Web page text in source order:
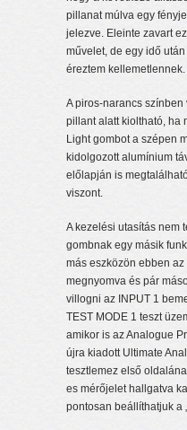
pillanat múlva egy
jelezve. Eleinte zavart
művelet, de egy idő
éreztem kellemetlennek.
A piros-narancs
pillant alatt kioltható, ha
Light gombot a szépen
kidolgozott alumínium
előlapján is
viszont.
A kezelési utasítás nem
gombnak egy másik
más eszközön ebben
megnyomva és pár
villogni az INPUT 1
TEST MODE 1 teszt
amikor is az Analogue
újra kiadott Ultimate
tesztlemez első
es mérőjelet hallgatva
pontosan beállíthatjuk a